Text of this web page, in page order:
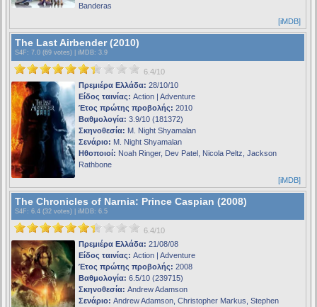
Banderas
[iMDB]
The Last Airbender (2010)
S4F : 7.0 (69 votes) | iMDB: 3.9
6.4/10
Πρεμιέρα Ελλάδα: 28/10/10
Είδος ταινίας: Action | Adventure
Έτος πρώτης προβολής: 2010
Βαθμολογία: 3.9/10 (181372)
Σκηνοθεσία: M. Night Shyamalan
Σενάριο: M. Night Shyamalan
Ηθοποιοί: Noah Ringer, Dev Patel, Nicola Peltz, Jackson
Rathbone
[iMDB]
The Chronicles of Narnia: Prince Caspian (2008)
S4F : 6.4 (32 votes) | iMDB: 6.5
6.4/10
Πρεμιέρα Ελλάδα: 21/08/08
Είδος ταινίας: Action | Adventure
Έτος πρώτης προβολής: 2008
Βαθμολογία: 6.5/10 (239715)
Σκηνοθεσία: Andrew Adamson
Σενάριο: Andrew Adamson, Christopher Markus, Stephen